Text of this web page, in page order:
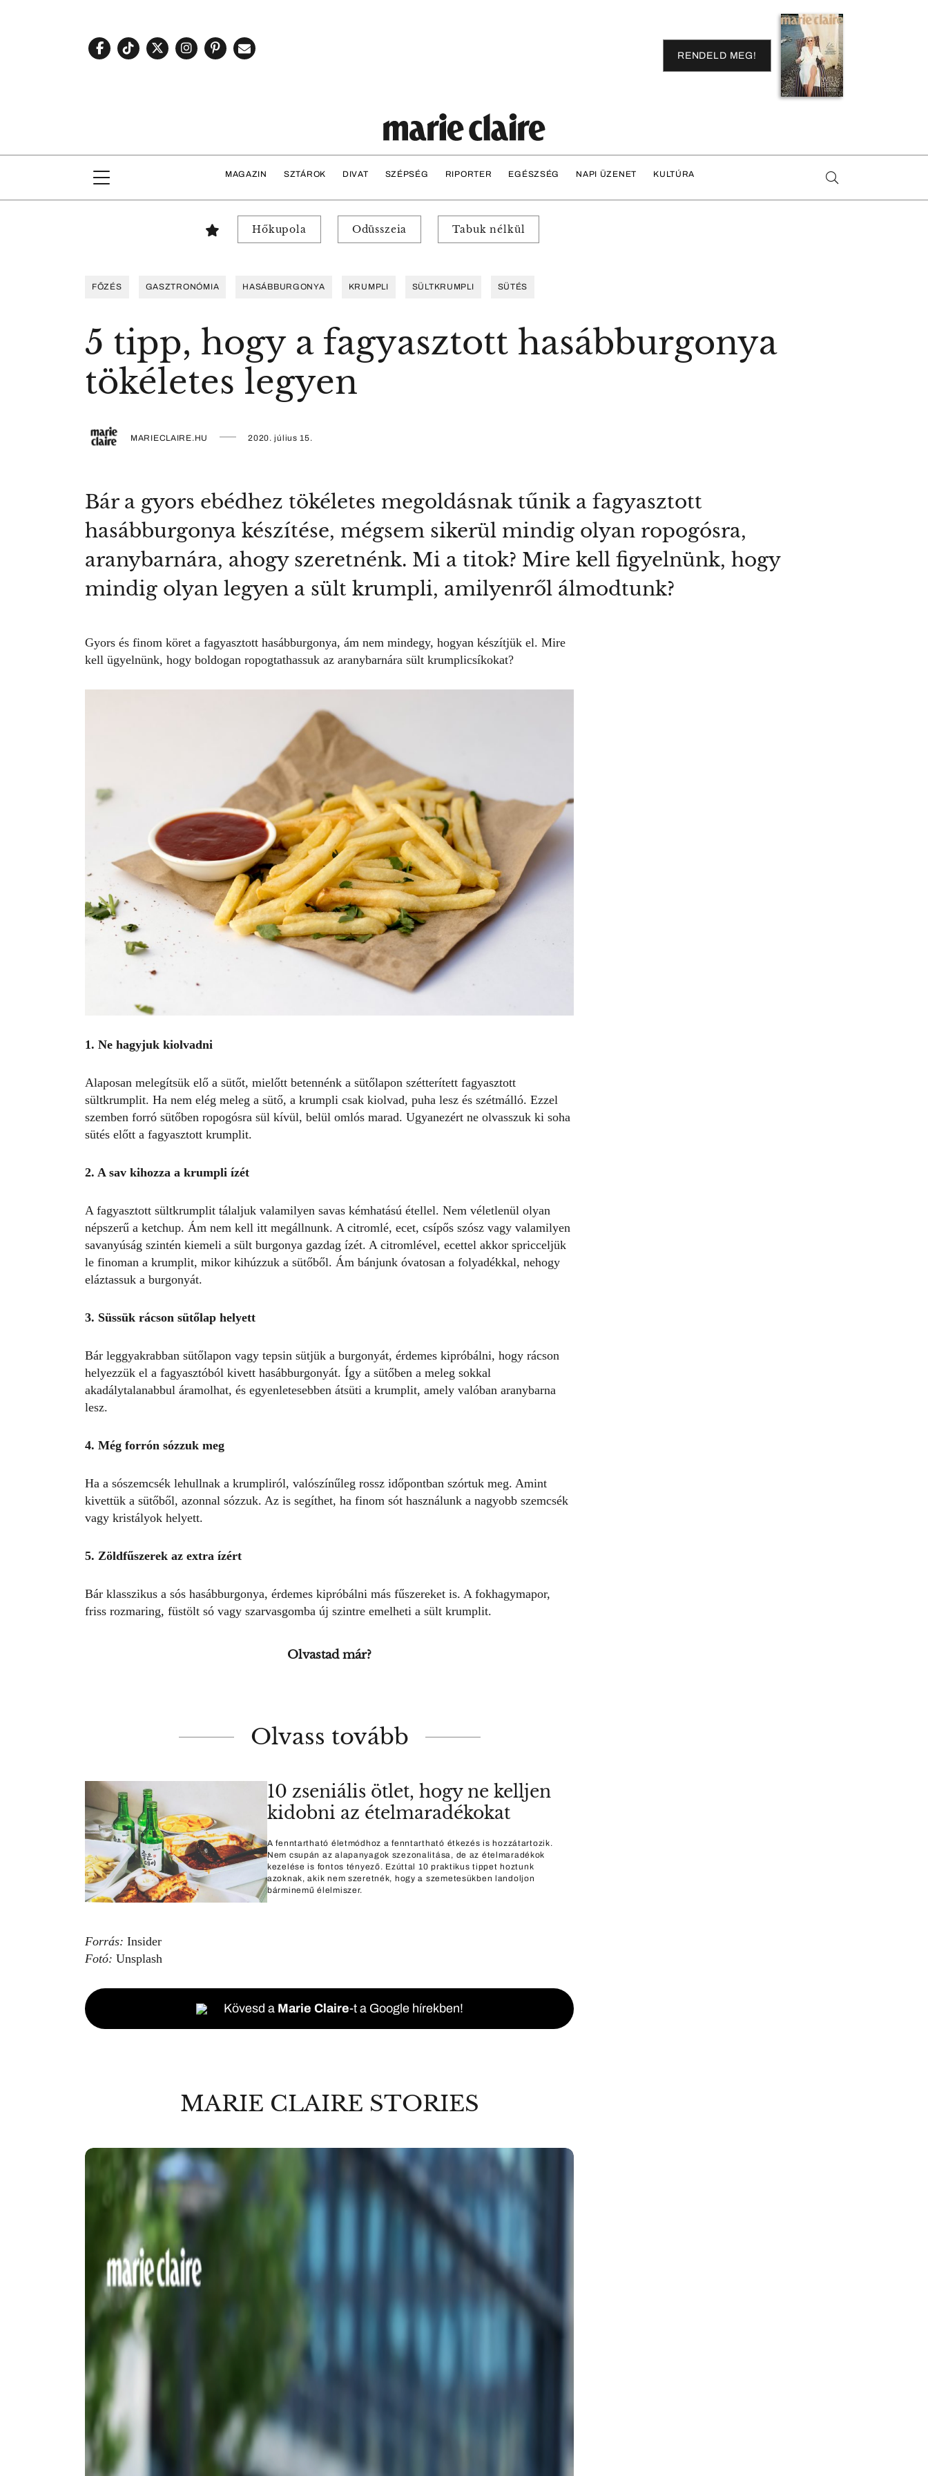
RENDELD MEG!
MAGAZIN SZTÁROK DIVAT SZÉPSÉG RIPORTER EGÉSZSÉG NAPI ÜZENET KULTÚRA
Hőkupola Odüsszeia Tabuk nélkül
FŐZÉS GASZTRONÓMIA HASÁBBURGONYA KRUMPLI SÜLTKRUMPLI SÜTÉS
5 tipp, hogy a fagyasztott hasábburgonya
tökéletes legyen
MARIECLAIRE.HU 2020. július 15.
Bár a gyors ebédhez tökéletes megoldásnak tűnik a fagyasztott
hasábburgonya készítése, mégsem sikerül mindig olyan ropogósra,
aranybarnára, ahogy szeretnénk. Mi a titok? Mire kell figyelnünk, hogy
mindig olyan legyen a sült krumpli, amilyenről álmodtunk?
Gyors és finom köret a fagyasztott hasábburgonya, ám nem mindegy, hogyan készítjük el. Mire
kell ügyelnünk, hogy boldogan ropogtathassuk az aranybarnára sült krumplicsíkokat?
1. Ne hagyjuk kiolvadni
Alaposan melegítsük elő a sütőt, mielőtt betennénk a sütőlapon szétterített fagyasztott
sültkrumplit. Ha nem elég meleg a sütő, a krumpli csak kiolvad, puha lesz és szétmálló. Ezzel
szemben forró sütőben ropogósra sül kívül, belül omlós marad. Ugyanezért ne olvasszuk ki soha
sütés előtt a fagyasztott krumplit.
2. A sav kihozza a krumpli ízét
A fagyasztott sültkrumplit tálaljuk valamilyen savas kémhatású étellel. Nem véletlenül olyan
népszerű a ketchup. Ám nem kell itt megállnunk. A citromlé, ecet, csípős szósz vagy valamilyen
savanyúság szintén kiemeli a sült burgonya gazdag ízét. A citromlével, ecettel akkor spricceljük
le finoman a krumplit, mikor kihúzzuk a sütőből. Ám bánjunk óvatosan a folyadékkal, nehogy
eláztassuk a burgonyát.
3. Süssük rácson sütőlap helyett
Bár leggyakrabban sütőlapon vagy tepsin sütjük a burgonyát, érdemes kipróbálni, hogy rácson
helyezzük el a fagyasztóból kivett hasábburgonyát. Így a sütőben a meleg sokkal
akadálytalanabbul áramolhat, és egyenletesebben átsüti a krumplit, amely valóban aranybarna
lesz.
4. Még forrón sózzuk meg
Ha a sószemcsék lehullnak a krumpliról, valószínűleg rossz időpontban szórtuk meg. Amint
kivettük a sütőből, azonnal sózzuk. Az is segíthet, ha finom sót használunk a nagyobb szemcsék
vagy kristályok helyett.
5. Zöldfűszerek az extra ízért
Bár klasszikus a sós hasábburgonya, érdemes kipróbálni más fűszereket is. A fokhagymapor,
friss rozmaring, füstölt só vagy szarvasgomba új szintre emelheti a sült krumplit.
Olvastad már?
Olvass tovább
10 zseniális ötlet, hogy ne kelljen
kidobni az ételmaradékokat
A fenntartható életmódhoz a fenntartható étkezés is hozzátartozik.
Nem csupán az alapanyagok szezonalitása, de az ételmaradékok
kezelése is fontos tényező. Ezúttal 10 praktikus tippet hoztunk
azoknak, akik nem szeretnék, hogy a szemetesükben landoljon
bárminemű élelmiszer.
Forrás: Insider
Fotó: Unsplash
Kövesd a Marie Claire-t a Google hírekben!
MARIE CLAIRE STORIES